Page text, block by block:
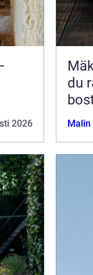
2026
du
Malin